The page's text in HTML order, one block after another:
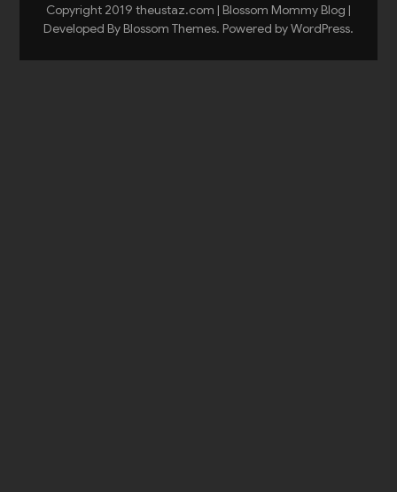
Copyright 2019 theustaz.com | Blossom Mommy Blog |
Developed By Blossom Themes. Powered byWordPress.